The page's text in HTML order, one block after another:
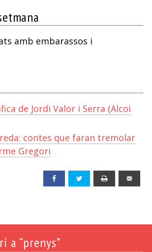
amb embarassos i
de Jordi Valor i Serra (Alcoi
contes que faran tremolar
Gregori
Facebook Twitter
a “prenys”